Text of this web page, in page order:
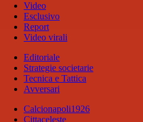
Video
Esclusivo
Report
Video virali
Editoriale
Strategie societarie
Tecnica e Tattica
Avversari
Calcionapoli1926
Cittaceleste